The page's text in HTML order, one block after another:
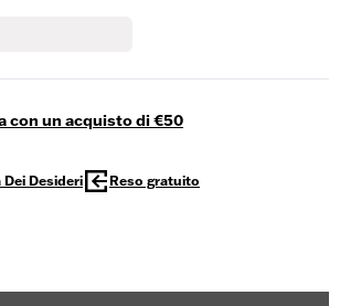
con un acquisto di €50
Dei Desideri Reso gratuito